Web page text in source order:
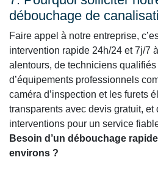
débouchage de
Faire appel à notre entreprise,
intervention rapide 24h/24 et 7j/7
alentours, de techniciens
d’équipements professionnels
caméra d’inspection et les furets
transparents avec devis gratuit, et
interventions pour un service
Besoin d’un débouchage
environs ?